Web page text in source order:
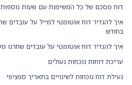
דוח מסכם של כל המשימות עם שעות נוספות
בחודש
איך להגדיר דוח אוטומטי על עובדים שחרגו מעל 12 שעות עבודה
עריכת דוחות נוכחות נעולים
נעילת דוח נוכחות לשינויים בתאריך ספציפי